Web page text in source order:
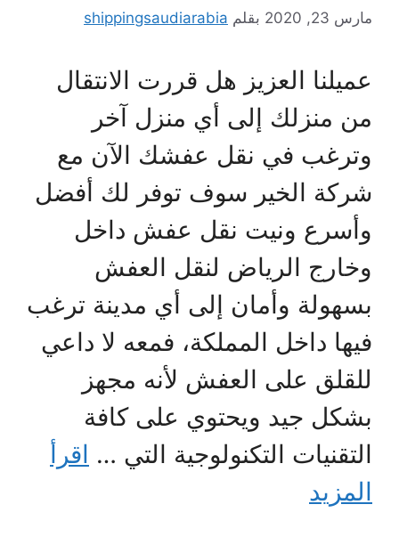
مارس 23, 2020 بقلم shippingsaudiarabia
عميلنا العزيز هل قررت الانتقال
من منزلك إلى أي منزل آخر
وترغب في نقل عفشك الآن مع
شركة الخير سوف توفر لك أفضل
وأسرع ونيت نقل عفش داخل
وخارج الرياض لنقل العفش
بسهولة وأمان إلى أي مدينة ترغب
فيها داخل المملكة، فمعه لا داعي
للقلق على العفش لأنه مجهز
بشكل جيد ويحتوي على كافة
التقنيات التكنولوجية التي … اقرأ
المزيد